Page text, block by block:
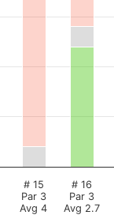
# 15
Par 3
Avg 4
# 16
Par 3
Avg 2.7